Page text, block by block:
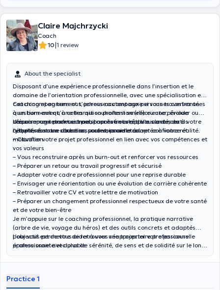
Claire Majchrzycki
Coach
10|1 review
About the specialist
Disposant d’une expérience professionnelle dans l’insertion et le
domaine de l’orientation professionnelle, avec une spécialisation en
coaching et en burn-out, je vous accompagne si vous traversez un
questionnement, une transition professionnelle ou une période
d’épuisement professionnel, pour retrouver de la clarté, de
l’équilibre et une direction professionnelle adaptée à votre réalité.
Cet accompagnement s’adresse autant aux personnes confrontées
à un burn-out qu’à celles qui souhaitent se (ré)orienter, évoluer ou
sécuriser un retour au travail après un arrêt. Vous avancez à votre
rythme, dans un cadre rassurant, pour retrouver confiance et
motivation.
L’accompagnement est personnalisé et s’appuie sur des outils
adaptés à votre situation, pour vous aider à :
– Clarifier votre projet professionnel en lien avec vos compétences et
vos valeurs
– Vous reconstruire après un burn-out et renforcer vos ressources
– Préparer un retour au travail progressif et sécurisé
– Adapter votre cadre professionnel pour une reprise durable
– Envisager une réorientation ou une évolution de carrière cohérente
– Retravailler votre CV et votre lettre de motivation
– Préparer un changement professionnel respectueux de votre santé
et de votre bien-être
Je m’appuie sur le coaching professionnel, la pratique narrative
(arbre de vie, voyage du héros) et des outils concrets et adaptés
pour vous permettre de retrouver une trajectoire professionnelle
épanouissante et durable.
L’objectif est de vous aider à vous réapproprier votre parcours
professionnel avec plus de sérénité, de sens et de solidité sur le long
Practice 1